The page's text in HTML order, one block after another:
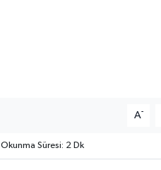
A-
Okunma Süresi: 2 Dk